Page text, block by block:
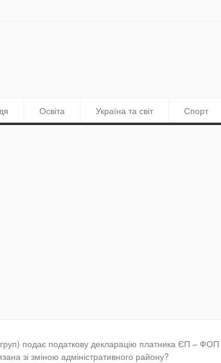
Освіта Україна та світ Спорт
подає податкову декларацію платника ЄП – ФОП
зі зміною адміністративного району?